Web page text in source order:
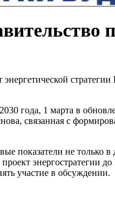
2030 года, 1 марта в
связанная с
показатели не только
энергостратегии
участие в обсуждении.